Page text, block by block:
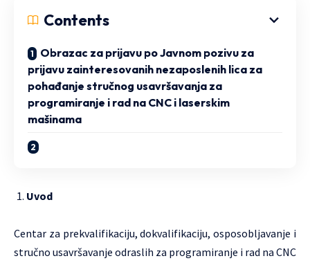
Contents
Obrazac za prijavu po Javnom pozivu za
prijavu zainteresovanih nezaposlenih lica za
pohađanje stručnog usavršavanja za
programiranje i rad na CNC i laserskim
mašinama
Uvod
Centar za prekvalifikaciju, dokvalifikaciju, osposobljavanje i
stručno usavršavanje odraslih za programiranje i rad na CNC